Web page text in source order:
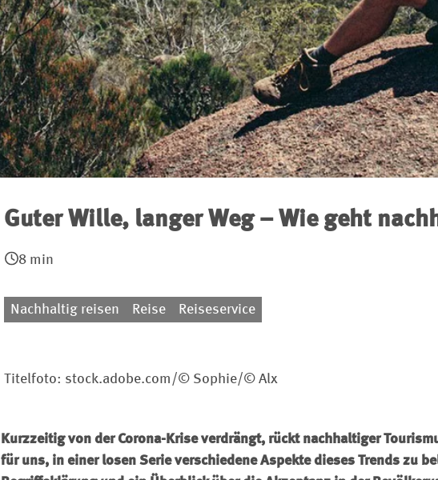
Guter Wille, langer Weg – Wie geht
8 min
Nachhaltig reisen Reise Reiseservice
Titelfoto: stock.adobe.com/© Sophie/© Alx
Kurzzeitig von der Corona-Krise verdrängt, rückt nachhaltiger
für uns, in einer losen Serie verschiedene Aspekte dieses Trends zu